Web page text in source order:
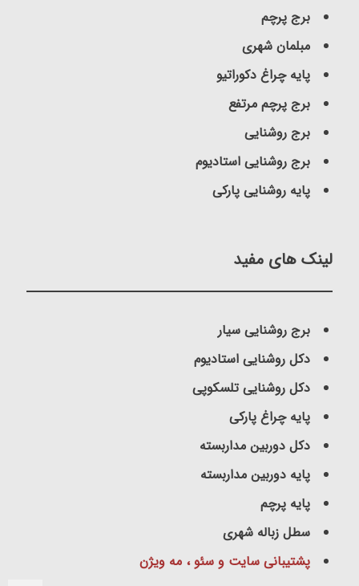
برج پرچم
مبلمان شهری
پایه چراغ دکوراتیو
برج پرچم مرتفع
برج روشنایی
برج روشنایی استادیوم
پایه روشنایی پارکی
لینک های مفید
برج روشنایی سیار
دکل روشنایی استادیوم
دکل روشنایی تلسکوپی
پایه چراغ پارکی
دکل دوربین مداربسته
پایه دوربین مداربسته
پایه پرچم
سطل زباله شهری
پشتیبانی سایت و سئو ، مه ویژن